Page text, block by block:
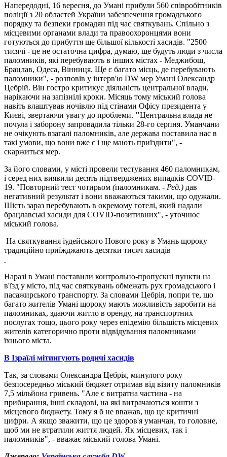
Напередодні, 16 вересня, до Умані прибули 560 співробітників
поліції з 20 областей України забезпечення громадського
порядку та безпеки громадян під час святкувань. Спільно з
місцевими органами влади та правоохоронцями вони
готуються до прибуття ще більшої кількості хасидів. "2500
тисячі - це не остаточна цифра, думаю, ще будуть люди з числа
паломників, які перебувають в інших містах - Меджибош,
Брацлав, Одеса, Вінниця. Ще є багато місць, де перебувають
паломники", - розповів у інтерв'ю DW мер Умані Олександр
Цебрій. Він гостро критикує діяльність центральної влади,
нарікаючи на запізнілі кроки. Місяць тому міський голова
навіть влаштував ночівлю під стінами Офісу президента у
Києві, звертаючи увагу до проблеми. "Центральна влада не
почула і заборону запровадила тільки 28-го серпня. Уманчани
не очікують взагалі паломників, але держава поставила нас в
такі умови, що вони вже є і ще мають приїздити", -
скаржиться мер.
За його словами, у місті провели тестування 460 паломникам,
і серед них виявили деcять підтверджених випадків COVID-
19. "Повторний тест чотирьом (паломникам. - Ред.) дав
негативний результат і вони вважаються такими, що одужали.
Шість зараз перебувають в окремому готелі, який надали
брацлавські хасиди для COVID-позитивних", - уточнює
міський голова.
На святкування іудейського Нового року в Умань щороку
традиційно приїжджають десятки тисяч хасидів
Наразі в Умані поставили контрольно-пропускні пункти на
в'їзд у місто, під час святкувань обмежать рух громадського і
пасажирського транспорту. За словами Цебрія, попри те, що
багато жителів Умані щороку мають можливість заробити на
паломниках, здаючи житло в оренду, на транспортних
послугах тощо, цього року через епідемію більшість місцевих
жителів категорично проти відвідування паломниками
їхнього міста.
В Ізраїлі мітингують родичі хасидів
Так, за словами Олександра Цебрія, минулого року
безпосередньо міський бюджет отримав від візиту паломників
7,5 мільйона гривень. "Але є витратна частина - на
прибирання, інші складові, на які витрачаються кошти з
місцевого бюджету. Тому я б не вважав, що це критичні
цифри. А якщо зважити, що це здоров'я уманчан, то головне,
щоб ми не втратили життя людей. Як місцевих, так і
паломників", - вважає міський голова Умані.